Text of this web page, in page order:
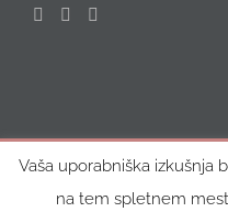
Vse pravice pridržane ©
Designed by
Vaša uporabniška izkušnja
na tem spletnem